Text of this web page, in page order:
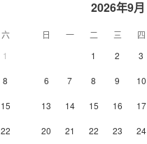
六
1
8
15
22
2026年9月
日 一 二 三
四
1
2 3
6 7 8 9 10
13 14 15 16 17
20 21 22 23 24
清潔度 服務 設施